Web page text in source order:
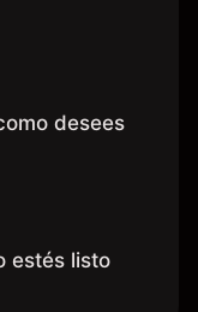
desees
estés listo